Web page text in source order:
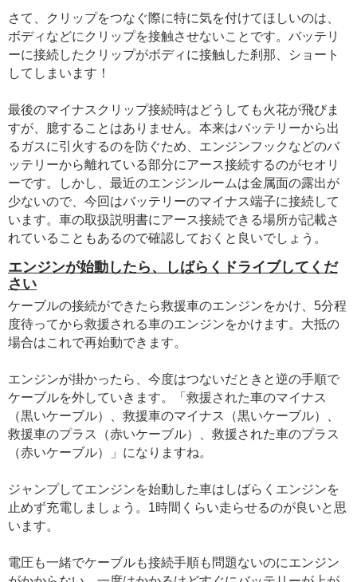
さて、クリップをつなぐ際に特に気を付けてほしいのは、
ボディなどにクリップを接触させないことです。バッテリ
ーに接続したクリップがボディに接触した刹那、ショート
してしまいます！
最後のマイナスクリップ接続時はどうしても火花が飛びま
すが、臆することはありません。本来はバッテリーから出
るガスに引火するのを防ぐため、エンジンフックなどのバ
ッテリーから離れている部分にアース接続するのがセオリ
ーです。しかし、最近のエンジンルームは金属面の露出が
少ないので、今回はバッテリーのマイナス端子に接続して
います。車の取扱説明書にアース接続できる場所が記載さ
れていることもあるので確認しておくと良いでしょう。
エンジンが始動したら、しばらくドライブしてくだ
さい
ケーブルの接続ができたら救援車のエンジンをかけ、5分程
度待ってから救援される車のエンジンをかけます。大抵の
場合はこれで再始動できます。
エンジンが掛かったら、今度はつないだときと逆の手順で
ケーブルを外していきます。「救援された車のマイナス
（黒いケーブル）、救援車のマイナス（黒いケーブル）、
救援車のプラス（赤いケーブル）、救援された車のプラス
（赤いケーブル）」になりますね。
ジャンプしてエンジンを始動した車はしばらくエンジンを
止めず充電しましょう。1時間くらい走らせるのが良いと思
います。
電圧も一緒でケーブルも接続手順も問題ないのにエンジン